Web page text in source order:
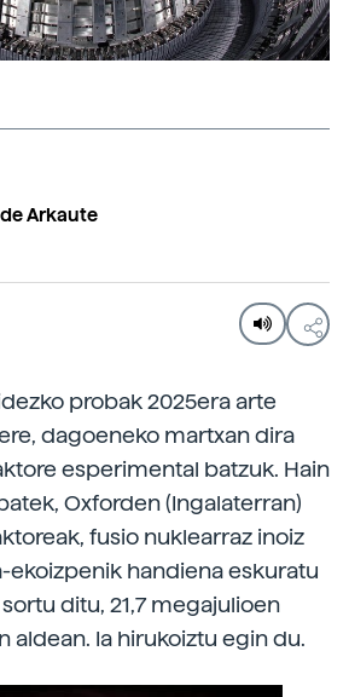
Arkaute
probak 2025era arte
dagoeneko martxan dira
esperimental batzuk. Hain
Oxforden (Ingalaterran)
fusio nuklearraz inoiz
ekoizpenik handiena eskuratu
ditu, 21,7 megajulioen
aldean. Ia hirukoiztu egin du.